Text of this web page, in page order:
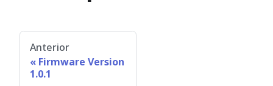
Anterior
Firmware Version
1.0.1